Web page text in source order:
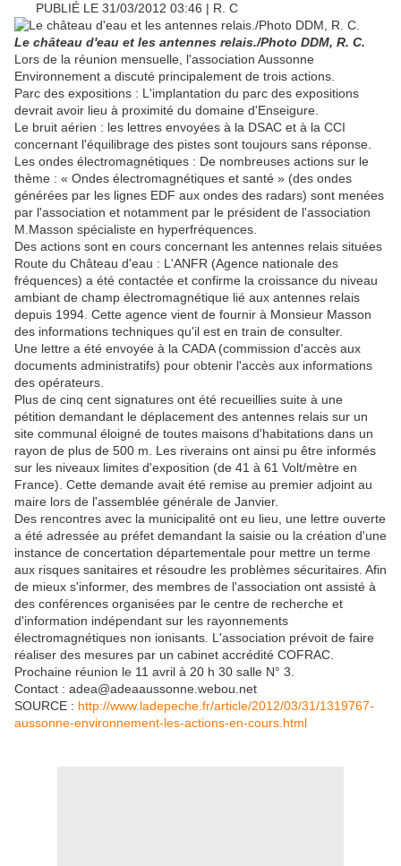
PUBLIÉ LE 31/03/2012 03:46 | R. C
Le château d'eau et les antennes relais./Photo DDM, R. C.
Lors de la réunion mensuelle, l'association Aussonne
Environnement a discuté principalement de trois actions.
Parc des expositions : L'implantation du parc des expositions
devrait avoir lieu à proximité du domaine d'Enseigure.
Le bruit aérien : les lettres envoyées à la DSAC et à la CCI
concernant l'équilibrage des pistes sont toujours sans réponse.
Les ondes électromagnétiques : De nombreuses actions sur le
thème : « Ondes électromagnétiques et santé » (des ondes
générées par les lignes EDF aux ondes des radars) sont menées
par l'association et notamment par le président de l'association
M.Masson spécialiste en hyperfréquences.
Des actions sont en cours concernant les antennes relais situées
Route du Château d'eau : L'ANFR (Agence nationale des
fréquences) a été contactée et confirme la croissance du niveau
ambiant de champ électromagnétique lié aux antennes relais
depuis 1994. Cette agence vient de fournir à Monsieur Masson
des informations techniques qu'il est en train de consulter.
Une lettre a été envoyée à la CADA (commission d'accès aux
documents administratifs) pour obtenir l'accès aux informations
des opérateurs.
Plus de cinq cent signatures ont été recueillies suite à une
pétition demandant le déplacement des antennes relais sur un
site communal éloigné de toutes maisons d'habitations dans un
rayon de plus de 500 m. Les riverains ont ainsi pu être informés
sur les niveaux limites d'exposition (de 41 à 61 Volt/mètre en
France). Cette demande avait été remise au premier adjoint au
maire lors de l'assemblée générale de Janvier.
Des rencontres avec la municipalité ont eu lieu, une lettre ouverte
a été adressée au préfet demandant la saisie ou la création d'une
instance de concertation départementale pour mettre un terme
aux risques sanitaires et résoudre les problèmes sécuritaires. Afin
de mieux s'informer, des membres de l'association ont assisté à
des conférences organisées par le centre de recherche et
d'information indépendant sur les rayonnements
électromagnétiques non ionisants. L'association prévoit de faire
réaliser des mesures par un cabinet accrédité COFRAC.
Prochaine réunion le 11 avril à 20 h 30 salle N° 3.
Contact : adea@adeaaussonne.webou.net
SOURCE : http://www.ladepeche.fr/article/2012/03/31/1319767-
aussonne-environnement-les-actions-en-cours.html